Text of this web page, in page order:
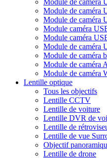
Module de caméra
Module de caméra
Module caméra
Module caméra
Module de caméra
Module de caméra
Module de caméra
Module de caméra
Lentille optique
Tous les objectifs
Lentille CCTV
Lentille de voiture
Lentille DVR de
Lentille de
Lentille de vue
Objectif
Lentille de drone